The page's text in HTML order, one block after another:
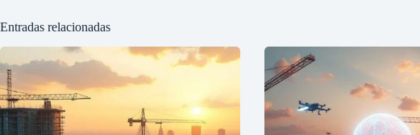
Entradas relacionadas